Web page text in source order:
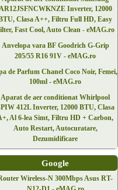
Inverter, 12000
Clasa A++, Filtru Full HD, Easy
Fast Cool, Auto Clean - eMAG.ro
Anvelopa vara BF Goodrich G-Grip
205/55 R16 91V - eMAG.ro
de Parfum Chanel Coco Noir, Femei,
100ml - eMAG.ro
Aparat de aer conditionat Whirlpool
412L Inverter, 12000 BTU, Clasa
Al 6-lea Simt, Filtru HD + Carbon,
Auto Restart, Autocuratare,
Dezumidificare
Google
Wireless-N 300Mbps Asus RT-